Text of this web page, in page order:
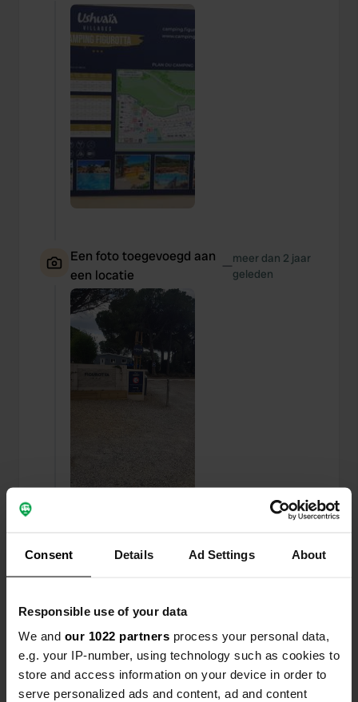
Consent Details Ad Settings About
Responsible use of your data
We and our 1022 partners process your personal data,
e.g. your IP-number, using technology such as cookies to
store and access information on your device in order to
serve personalized ads and content, ad and content
Een foto toegevoegd aan
een locatie
—meer dan 2 jaar
geleden
een locatie
—geleden